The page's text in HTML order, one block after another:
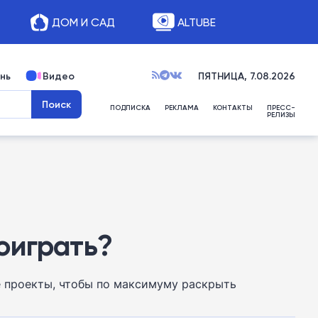
ДОМ И САД ALTUBE
Видео ПЯТНИЦА, 7.08.2026
ПОДПИСКА РЕКЛАМА КОНТАКТЫ ПРЕСС-
РЕЛИЗЫ
чтобы по максимуму раскрыть